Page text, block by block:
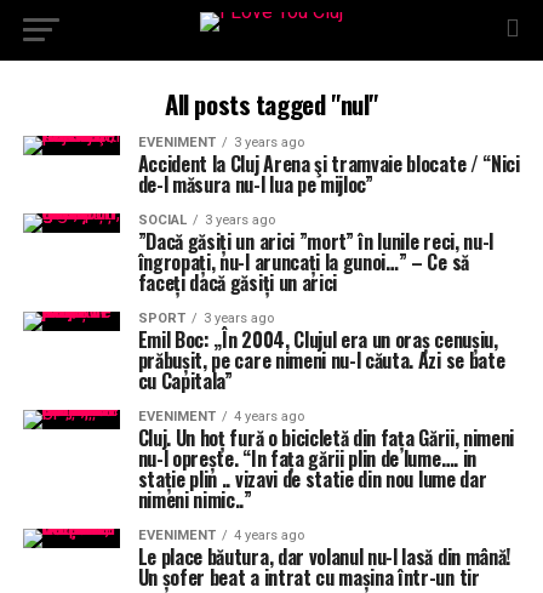
All posts tagged "nul"
EVENIMENT 3 years ago
Accident la Cluj Arena şi tramvaie blocate / “Nici
de-l măsura nu-l lua pe mijloc”
SOCIAL 3 years ago
”Dacă găsiți un arici ”mort” în lunile reci, nu-l
îngropați, nu-l aruncați la gunoi…” – Ce să
faceți dacă găsiți un arici
SPORT 3 years ago
Emil Boc: „În 2004, Clujul era un oraș cenușiu,
prăbușit, pe care nimeni nu-l căuta. Azi se bate
cu Capitala”
EVENIMENT 4 years ago
Cluj. Un hoț fură o bicicletă din fața Gării, nimeni
nu-l oprește. “In fața gării plin de lume…. in
stație plin .. vizavi de statie din nou lume dar
nimeni nimic..”
EVENIMENT 4 years ago
Le place băutura, dar volanul nu-l lasă din mână!
Un șofer beat a intrat cu mașina într-un tir